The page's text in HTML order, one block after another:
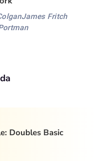
James Fritch
Doubles Basic